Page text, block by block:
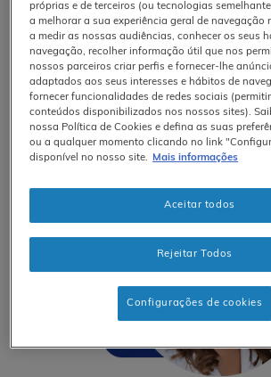
do peso médico através de uma
adequada permitiu-lhe ajudar
todo o mundo. A Dra. Cederquist
desenvolver o produto exclusivo
Recurso:The MD Factor Diet
próprias e de terceiros (ou tecnologias
a melhorar a sua experiência geral de navegação
a medir as nossas audiências, conhecer os seus
navegação, recolher informação útil que nos
nossos parceiros criar perfis e fornecer-lhe
adaptados aos seus interesses e hábitos de
fornecer funcionalidades de redes sociais
conteúdos disponibilizados nos nossos sites).
nossa Política de Cookies e defina as suas
ou a qualquer momento clicando no link
disponível no nosso site.
Mais informações
Rejeitar Todos
Aceitar todos
Configurações de cookies